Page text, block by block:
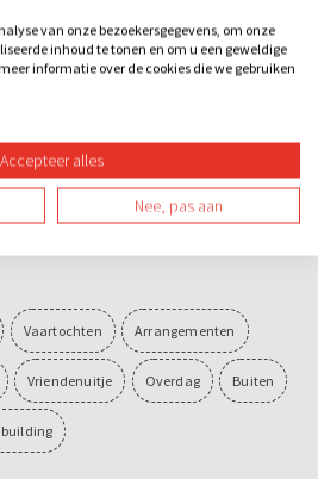
Ganzenborden
Ganzenborden
met mini Bossche bol
over de Dommel
Vaartochten Arrangementen
Vriendenuitje Overdag Buiten
van onze bezoekersgegevens, om onze
inhoud te tonen en om u een geweldige
informatie over de cookies die we gebruiken
Accepteer alles
Nee, pas aan